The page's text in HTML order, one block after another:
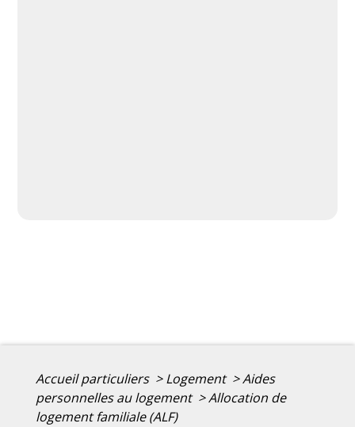
Accueil particuliers > Logement >Aides
personnelles au logement >Allocation de
logement familiale (ALF)